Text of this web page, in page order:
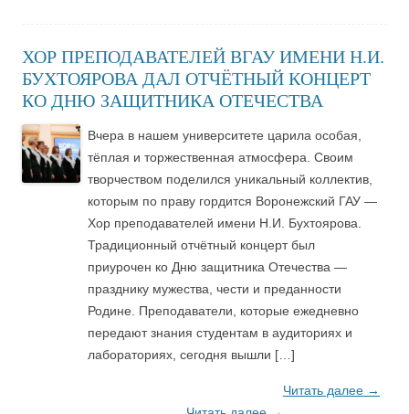
ХОР ПРЕПОДАВАТЕЛЕЙ ВГАУ ИМЕНИ Н.И.
БУХТОЯРОВА ДАЛ ОТЧЁТНЫЙ КОНЦЕРТ
КО ДНЮ ЗАЩИТНИКА ОТЕЧЕСТВА
Вчера в нашем университете царила особая,
тёплая и торжественная атмосфера. Своим
творчеством поделился уникальный коллектив,
которым по праву гордится Воронежский ГАУ —
Хор преподавателей имени Н.И. Бухтоярова.
Традиционный отчётный концерт был
приурочен ко Дню защитника Отечества —
празднику мужества, чести и преданности
Родине. Преподаватели, которые ежедневно
передают знания студентам в аудиториях и
лабораториях, сегодня вышли […]
Читать далее →